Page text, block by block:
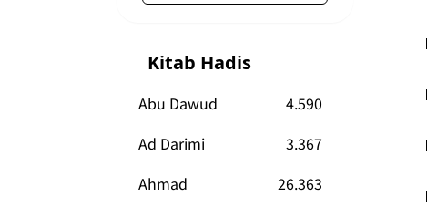
Kitab Hadis
Abu Dawud
4.590
Ad Darimi
3.367
Ahmad
26.363